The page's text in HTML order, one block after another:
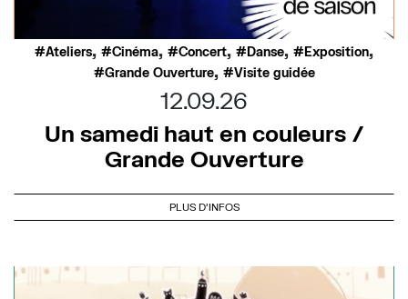
Ateliers, Cinéma, Concert, Danse, Exposition,
Grande Ouverture, Visite guidée
12.09.26
Un samedi haut en couleurs /
Grande Ouverture
PLUS D'INFOS